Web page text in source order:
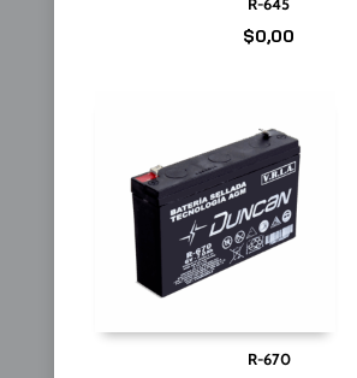
R-645
$0,00
R-670